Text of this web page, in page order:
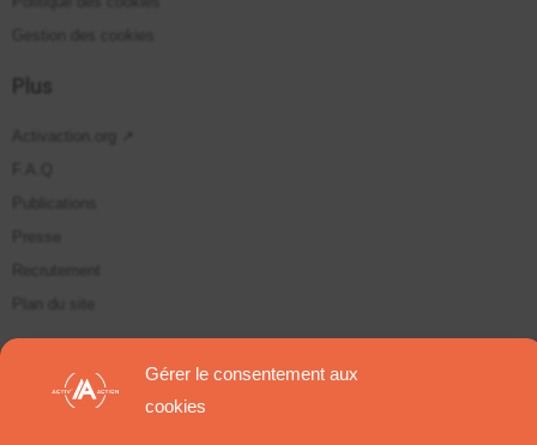
Gérer le consentement aux
cookies
Plus